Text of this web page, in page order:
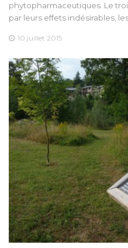
phytopharmaceutiques. Le
par leurs effets indésirables,
10 juillet 2015